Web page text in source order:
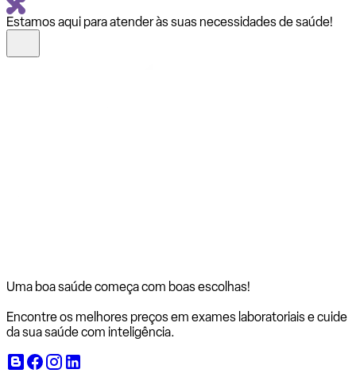
Estamos aqui para atender às suas necessidades de saúde!
Uma boa saúde começa com boas escolhas!
Encontre os melhores preços em exames laboratoriais e cuide
da sua saúde com inteligência.